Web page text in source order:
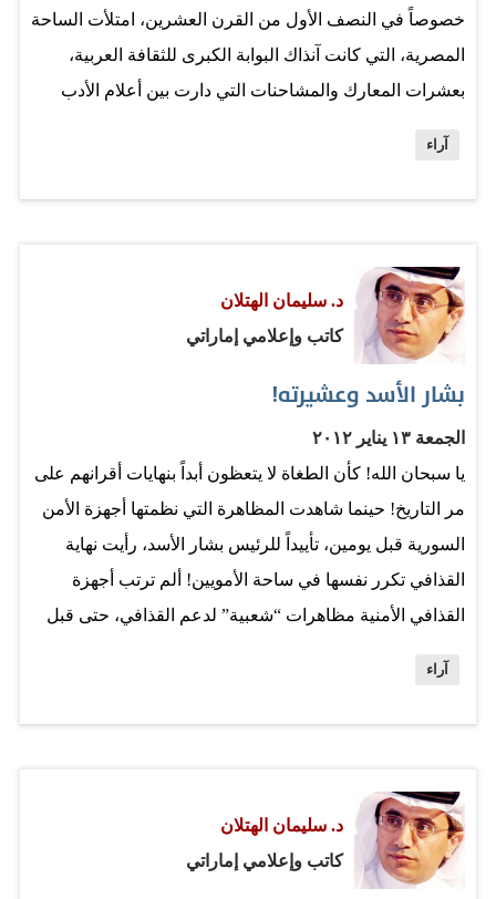
خصوصاً في النصف الأول من القرن العشرين، امتلأت الساحة
المصرية، التي كانت آنذاك البوابة الكبرى للثقافة العربية،
بعشرات المعارك والمشاحنات التي دارت بين أعلام الأدب
قصة دون أن ينتقداها نقداً أدبياً لاذعاً. وكانت خصومة العقّاد
العقاد كان يغار من شوقي، لا لكونه من الطبقة الأرستقراطية،
ولكن لكونه أكثر بلاغة منه. ولستُ هنا في معرض المقارنة
بين الرجلين، فلقد أشبع النقّاد هذا الموضوع بحثاً وتفصيلاً،
عاماً، ذكرها أنيس منصور، عندما هاجم العقاد شوقي في
محاضرة بالجامعة الأمريكية، ولما سُئِل عن ذلك قال: «إنني
أحسن حالاً من الذين يُدافعون عن شوقي، هم…
آراء
د. سليمان الهتلان
كاتب وإعلامي إماراتي
بشار الأسد وعشيرته!
الجمعة ١٣ يناير ٢٠١٢
يا سبحان الله! كأن الطغاة لا يتعظون أبداً بنهايات أقرانهم على
مر التاريخ! حينما شاهدت المظاهرة التي نظمتها أجهزة الأمن
السورية قبل يومين، تأييداً للرئيس بشار الأسد، رأيت نهاية
القذافي تكرر نفسها في ساحة الأمويين! ألم ترتب أجهزة
القذافي الأمنية مظاهرات “شعبية” لدعم القذافي، حتى قبل
“عرش” آل الأسد إلى الأبد! تناقلت منظمات حقوق الإنسان
العشرة الماضية على أيدي النظام السوري وزبانيته. لكن
العارفين بخبايا النظام “الطائفي” في دمشق يتحدثون عن
أضعاف تلك الأرقام عدا الآلاف في السجون ومراكز التعذيب.
آراء
د. سليمان الهتلان
كاتب وإعلامي إماراتي